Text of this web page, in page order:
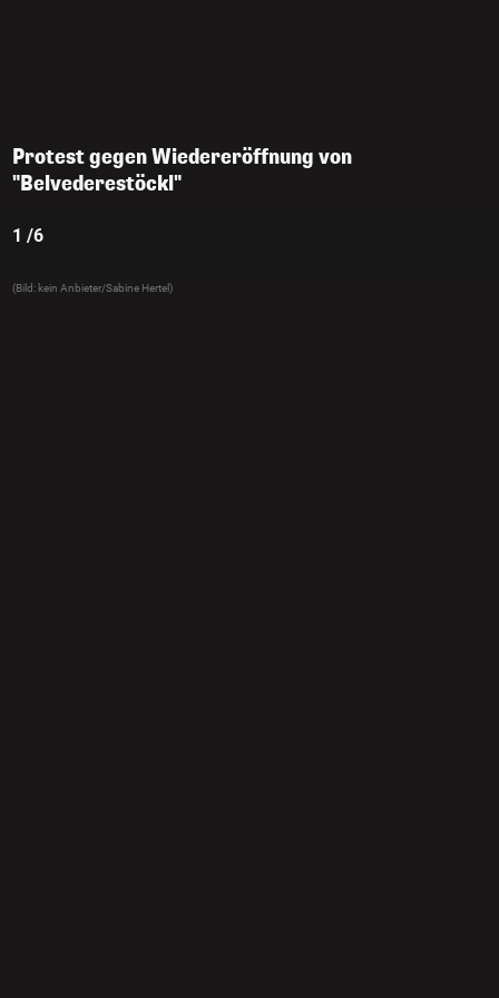
Protest gegen Wiedereröffnung von
"Belvederestöckl"
1 /6
(Bild: kein Anbieter/Sabine Hertel)